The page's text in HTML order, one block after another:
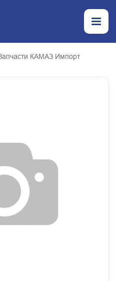
Запчасти КАМАЗ Импорт